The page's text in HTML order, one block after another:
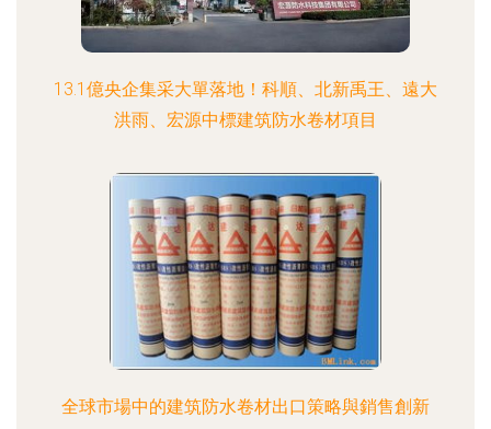
13.1億央企集采大單落地！科順、北新禹王、遠大
洪雨、宏源中標建筑防水卷材項目
全球市場中的建筑防水卷材出口策略與銷售創新